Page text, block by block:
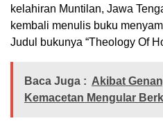
kelahiran Muntilan, Jawa
kembali menulis buku
Judul bukunya “Theology Of
Baca Juga : Akibat
Kemacetan Mengular